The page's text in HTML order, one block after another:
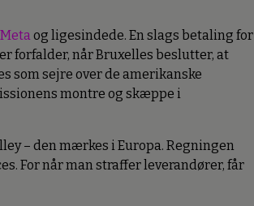
Metaog ligesindede. En slags betaling for
forfalder, når Bruxelles beslutter, at
som sejre over de amerikanske
montre og skæppe i
– den mærkes i Europa. Regningen
For når man straffer leverandører, får